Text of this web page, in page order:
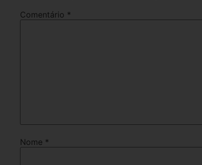
Comentário *
Nome *